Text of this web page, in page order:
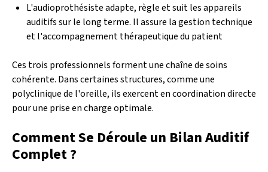
L'audioprothésiste adapte, règle et suit les appareils
auditifs sur le long terme. Il assure la gestion technique
et l'accompagnement thérapeutique du patient
Ces trois professionnels forment une chaîne de soins
cohérente. Dans certaines structures, comme une
polyclinique de l'oreille, ils exercent en coordination directe
pour une prise en charge optimale.
Comment Se Déroule un Bilan Auditif
Complet ?